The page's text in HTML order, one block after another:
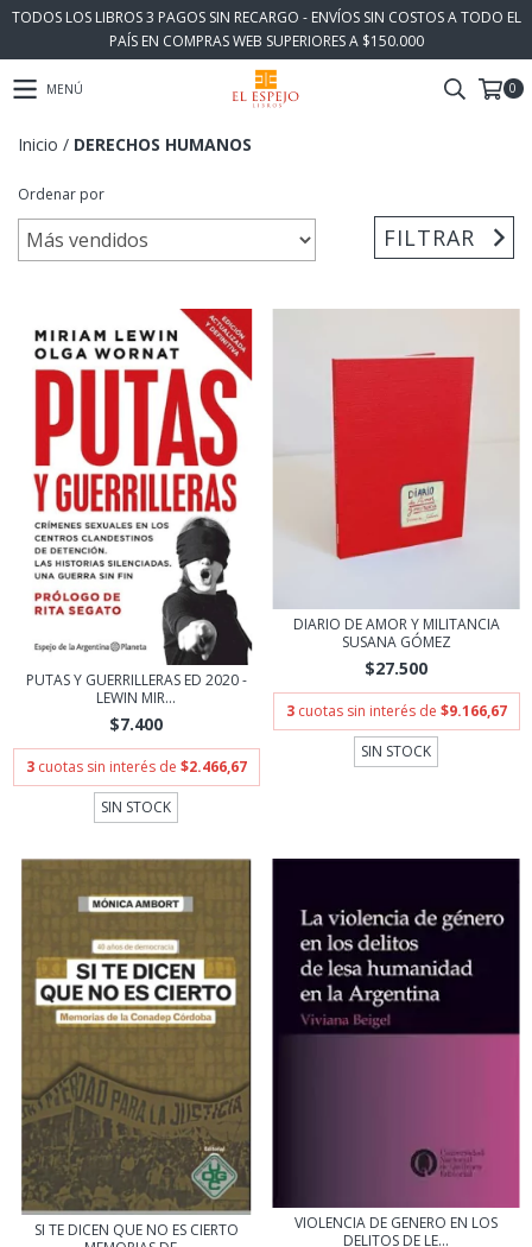
TODOS LOS LIBROS 3 PAGOS SIN RECARGO - ENVÍOS SIN COSTOS A TODO EL
PAÍS EN COMPRAS WEB SUPERIORES A $150.000
MENÚ 0
Inicio / DERECHOS HUMANOS
Ordenar por
FILTRAR
PUTAS Y GUERRILLERAS ED 2020 -
LEWIN MIR...
$7.400
3 cuotas sin interés de $2.466,67
SIN STOCK
DIARIO DE AMOR Y MILITANCIA
SUSANA GÓMEZ
$27.500
3 cuotas sin interés de $9.166,67
SIN STOCK
SI TE DICEN QUE NO ES CIERTO
VIOLENCIA DE GENERO EN LOS
DELITOS DE LE...